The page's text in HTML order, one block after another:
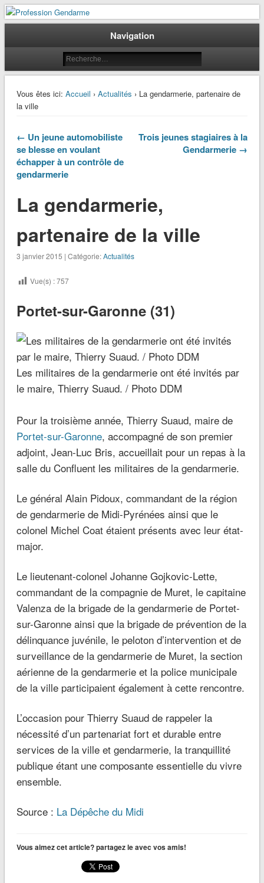
Profession Gendarme
Le journal des gendarmes
Navigation
Vous êtes ici: Accueil › Actualités › La gendarmerie, partenaire de
la ville
← Un jeune automobiliste
se blesse en voulant
échapper à un contrôle de
gendarmerie
Trois jeunes stagiaires à la
Gendarmerie →
La gendarmerie,
partenaire de la ville
3 janvier 2015 | Catégorie:Actualités
Vue(s) :757
Portet-sur-Garonne (31)
Les militaires de la gendarmerie ont été invités par
le maire, Thierry Suaud. / Photo DDM
Pour la troisième année, Thierry Suaud, maire de
Portet-sur-Garonne, accompagné de son premier
adjoint, Jean-Luc Bris, accueillait pour un repas à la
salle du Confluent les militaires de la gendarmerie.
Le général Alain Pidoux, commandant de la région
de gendarmerie de Midi-Pyrénées ainsi que le
colonel Michel Coat étaient présents avec leur état-
major.
Le lieutenant-colonel Johanne Gojkovic-Lette,
commandant de la compagnie de Muret, le capitaine
Valenza de la brigade de la gendarmerie de Portet-
sur-Garonne ainsi que la brigade de prévention de la
délinquance juvénile, le peloton d’intervention et de
surveillance de la gendarmerie de Muret, la section
aérienne de la gendarmerie et la police municipale
de la ville participaient également à cette rencontre.
L’occasion pour Thierry Suaud de rappeler la
nécessité d’un partenariat fort et durable entre
services de la ville et gendarmerie, la tranquillité
publique étant une composante essentielle du vivre
ensemble.
Source : La Dépêche du Midi
Vous aimez cet article? partagez le avec vos amis!